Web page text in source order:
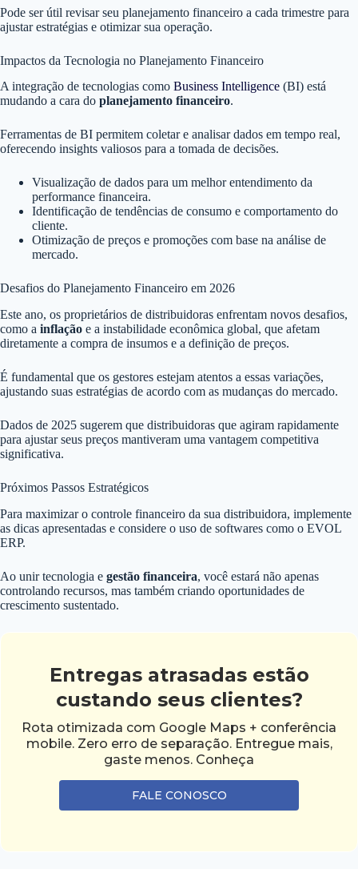
Pode ser útil revisar seu planejamento financeiro a cada trimestre para
ajustar estratégias e otimizar sua operação.
Impactos da Tecnologia no Planejamento Financeiro
A integração de tecnologias como Business Intelligence (BI) está
mudando a cara do planejamento financeiro.
Ferramentas de BI permitem coletar e analisar dados em tempo real,
oferecendo insights valiosos para a tomada de decisões.
Visualização de dados para um melhor entendimento da
performance financeira.
Identificação de tendências de consumo e comportamento do
cliente.
Otimização de preços e promoções com base na análise de
mercado.
Desafios do Planejamento Financeiro em 2026
Este ano, os proprietários de distribuidoras enfrentam novos desafios,
como a inflação e a instabilidade econômica global, que afetam
diretamente a compra de insumos e a definição de preços.
É fundamental que os gestores estejam atentos a essas variações,
ajustando suas estratégias de acordo com as mudanças do mercado.
Dados de 2025 sugerem que distribuidoras que agiram rapidamente
para ajustar seus preços mantiveram uma vantagem competitiva
significativa.
Próximos Passos Estratégicos
Para maximizar o controle financeiro da sua distribuidora, implemente
as dicas apresentadas e considere o uso de softwares como o EVOL
ERP.
Ao unir tecnologia e gestão financeira, você estará não apenas
controlando recursos, mas também criando oportunidades de
crescimento sustentado.
Entregas atrasadas estão
custando seus clientes?
Rota otimizada com Google Maps + conferência
mobile. Zero erro de separação. Entregue mais,
gaste menos. Conheça
FALE CONOSCO